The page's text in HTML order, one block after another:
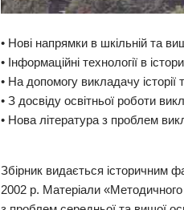
• Нові напрямки в шкільній та
• Інформаційні технології в
• На допомогу викладачу історії
• З досвіду освітньої роботи
• Нова література з проблем
Збірник видається історичним
2002 р. Матеріали